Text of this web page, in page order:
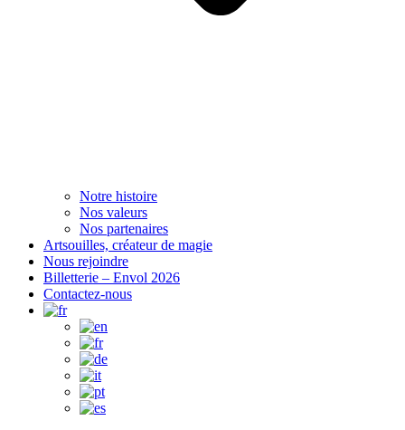
Notre histoire
Nos valeurs
Nos partenaires
Artsouilles, créateur de magie
Nous rejoindre
Billetterie – Envol 2026
Contactez-nous